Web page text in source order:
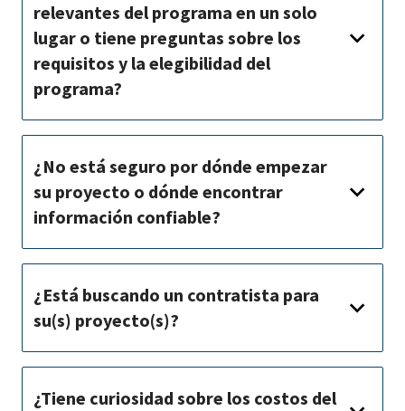
relevantes del programa en un solo
lugar o tiene preguntas sobre los
requisitos y la elegibilidad del
programa?
¿No está seguro por dónde empezar
su proyecto o dónde encontrar
información confiable?
¿Está buscando un contratista para
su(s) proyecto(s)?
¿Tiene curiosidad sobre los costos del